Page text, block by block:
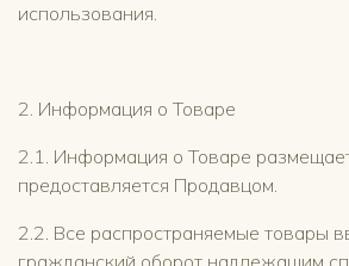
использования.
2. Информация о Товаре
2.1. Информация о Товаре
предоставляется Продавцом.
2.2. Все распространяемые товары